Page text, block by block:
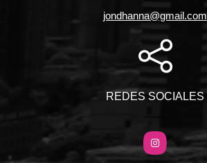
jondhanna@gmail.com
REDES SOCIALES
Instagram